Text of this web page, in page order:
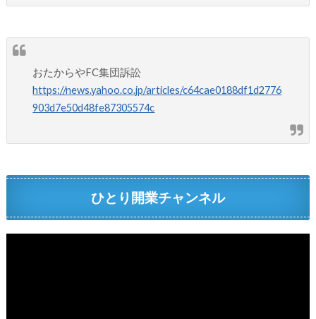
おたからやFC集団訴訟
https://news.yahoo.co.jp/articles/c64cae0188df1d2776
903d7e50d48fe87305574c
ひとり開業チャンネル